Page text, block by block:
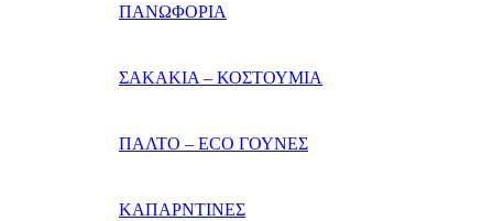
ΠΑΝΩΦΟΡΙΑ
ΣΑΚΑΚΙΑ – ΚΟΣΤΟΥΜΙΑ
ΠΑΛΤΟ – ECO ΓΟΥΝΕΣ
ΚΑΠΑΡΝΤΙΝΕΣ